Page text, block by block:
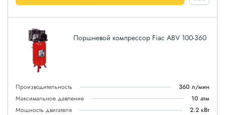
Поршневой компрессор Fiac ABV 100-360
Производительность
360 л/мин
Максимальное давление
10 атм
Мощность двигателя
2.2 кВт